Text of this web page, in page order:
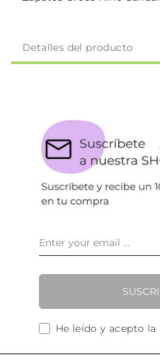
Detalles del producto
He leído y acepto la